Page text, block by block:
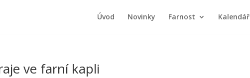
Úvod Novinky Farnost Kalendář
ve farní kapli